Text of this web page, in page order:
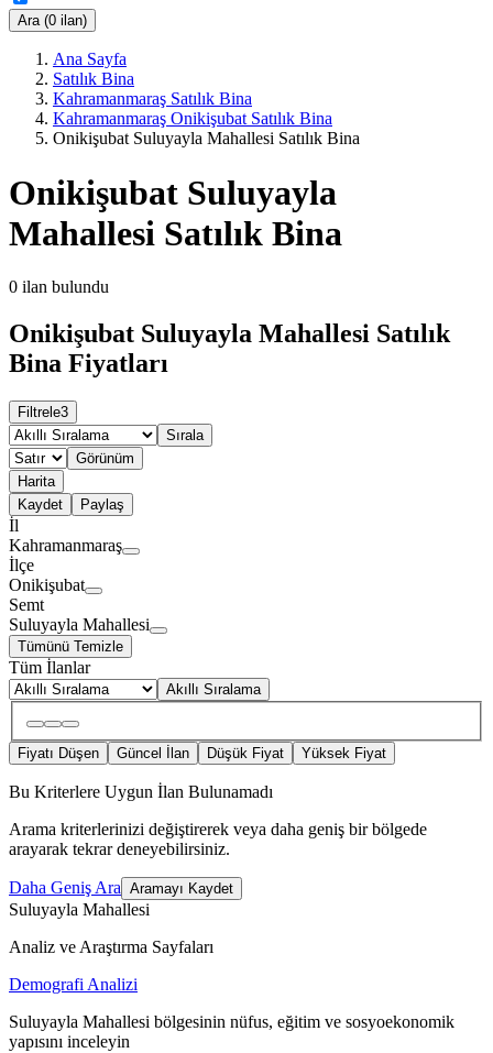
Ara (0 ilan)
Ana Sayfa
Satılık Bina
Kahramanmaraş Satılık Bina
Kahramanmaraş Onikişubat Satılık Bina
Onikişubat Suluyayla Mahallesi Satılık Bina
Onikişubat Suluyayla
Mahallesi Satılık Bina
0 ilan bulundu
Onikişubat Suluyayla Mahallesi Satılık
Bina Fiyatları
Filtrele3
Sırala
Görünüm
Harita
Kaydet
Paylaş
İl
Kahramanmaraş
İlçe
Onikişubat
Semt
Suluyayla Mahallesi
Tümünü Temizle
Tüm İlanlar
Akıllı Sıralama
Fiyatı Düşen Güncel İlan Düşük Fiyat Yüksek Fiyat
Bu Kriterlere Uygun İlan Bulunamadı
Arama kriterlerinizi değiştirerek veya daha geniş bir bölgede
arayarak tekrar deneyebilirsiniz.
Daha Geniş Ara Aramayı Kaydet
Suluyayla Mahallesi
Analiz ve Araştırma Sayfaları
Demografi Analizi
Suluyayla Mahallesi bölgesinin nüfus, eğitim ve sosyoekonomik
yapısını inceleyin